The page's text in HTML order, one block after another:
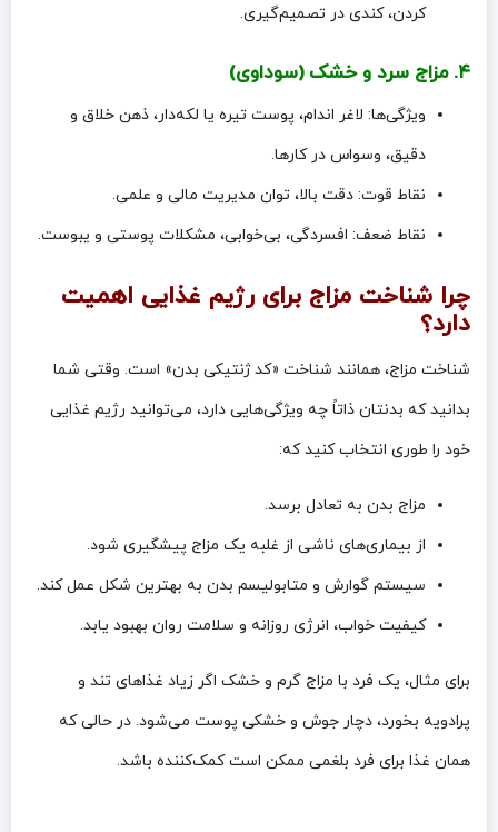
کردن، کندی در تصمیم‌گیری.
۴. مزاج سرد و خشک (سوداوی)
ویژگی‌ها: لاغر اندام، پوست تیره یا لکه‌دار، ذهن خلاق و
دقیق، وسواس در کارها.
نقاط قوت: دقت بالا، توان مدیریت مالی و علمی.
نقاط ضعف: افسردگی، بی‌خوابی، مشکلات پوستی و یبوست.
چرا شناخت مزاج برای رژیم غذایی اهمیت
دارد؟
شناخت مزاج، همانند شناخت «کد ژنتیکی بدن» است. وقتی شما
بدانید که بدنتان ذاتاً چه ویژگی‌هایی دارد، می‌توانید رژیم غذایی
خود را طوری انتخاب کنید که:
مزاج بدن به تعادل برسد.
از بیماری‌های ناشی از غلبه یک مزاج پیشگیری شود.
سیستم گوارش و متابولیسم بدن به بهترین شکل عمل کند.
کیفیت خواب، انرژی روزانه و سلامت روان بهبود یابد.
برای مثال، یک فرد با مزاج گرم و خشک اگر زیاد غذاهای تند و
پرادویه بخورد، دچار جوش و خشکی پوست می‌شود. در حالی که
همان غذا برای فرد بلغمی ممکن است کمک‌کننده باشد.